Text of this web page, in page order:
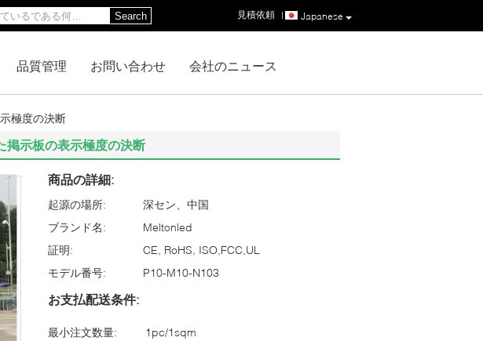
Japanese
見積依頼 |
Search
品質管理 お問い合わせ 会社のニュース
極度の決断
掲示板の表示極度の決断
商品の詳細:
起源の場所:
深セン、中国
ブランド名:
Meltonled
証明:
CE, RoHS, ISO,FCC,UL
モデル番号:
P10-M10-N103
お支払配送条件:
最小注文数量:
1pc/1sqm